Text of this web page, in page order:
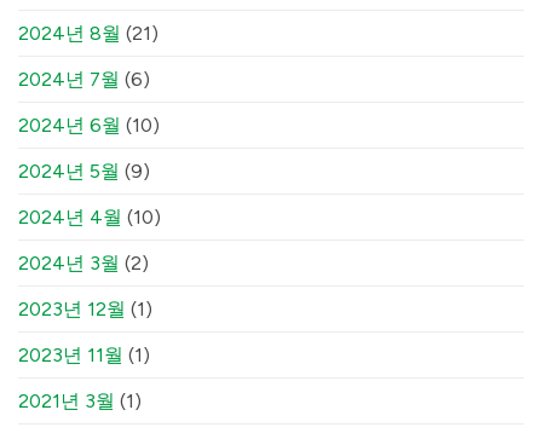
2024년 8월 (21)
2024년 7월 (6)
2024년 6월 (10)
2024년 5월 (9)
2024년 4월 (10)
2024년 3월 (2)
2023년 12월 (1)
2023년 11월 (1)
2021년 3월 (1)